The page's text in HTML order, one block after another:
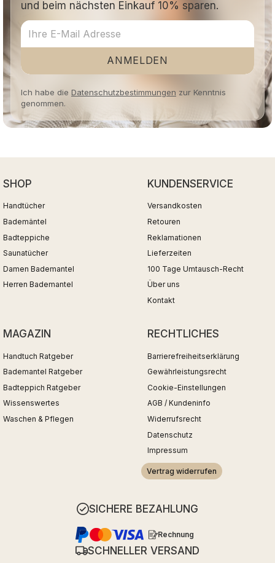
und beim nächsten Einkauf 10% sparen.
ANMELDEN
Ich habe die Datenschutzbestimmungen zur Kenntnis
genommen.
SHOP
Handtücher
Bademäntel
Badteppiche
Saunatücher
Damen Bademantel
Herren Bademantel
KUNDENSERVICE
Versandkosten
Retouren
Reklamationen
Lieferzeiten
100 Tage Umtausch-Recht
Über uns
Kontakt
MAGAZIN
Handtuch Ratgeber
Bademantel Ratgeber
Badteppich Ratgeber
Wissenswertes
Waschen & Pflegen
RECHTLICHES
Barrierefreiheitserklärung
Gewährleistungsrecht
Cookie-Einstellungen
AGB / Kundeninfo
Widerrufsrecht
Datenschutz
Impressum
Vertrag widerrufen
SICHERE BEZAHLUNG
Rechnung
SCHNELLER VERSAND